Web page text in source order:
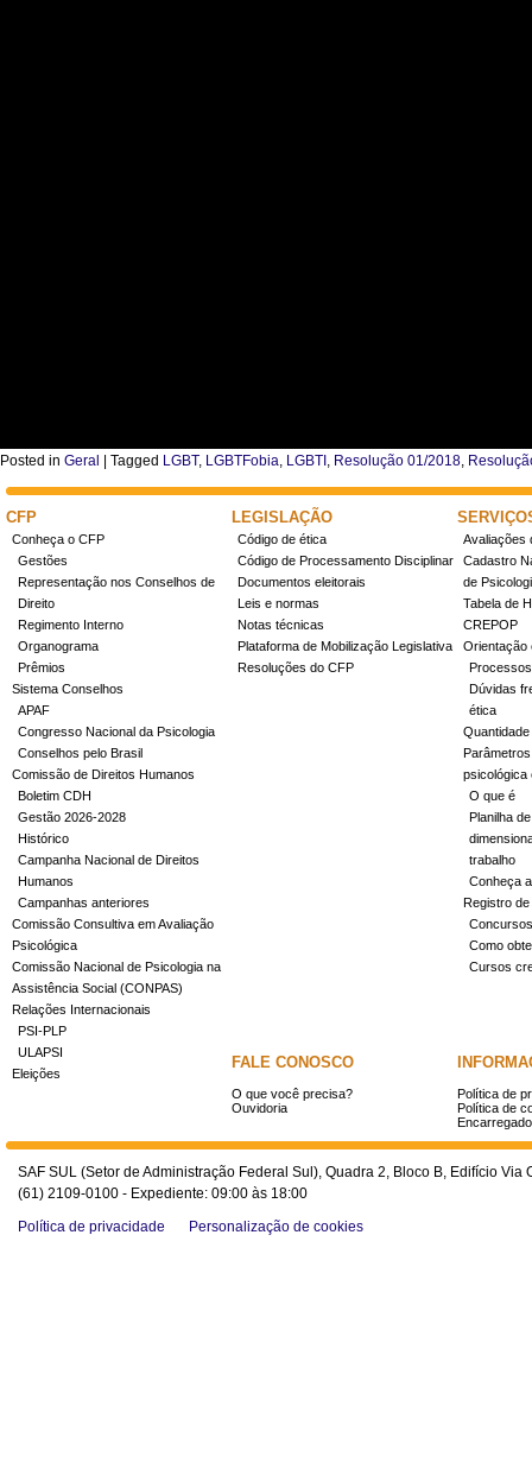
Posted in Geral Tagged LGBT, LGBTFobia, LGBTI , Resolução 01/2018,
CFP
Conheça o CFP
Gestões
Representação nos Conselhos de
Direito
Regimento Interno
Organograma
Prêmios
Sistema Conselhos
APAF
Congresso Nacional da Psicologia
Conselhos pelo Brasil
Comissão de Direitos Humanos
Boletim CDH
Gestão 2026-2028
Histórico
Campanha Nacional de Direitos
Humanos
Campanhas anteriores
Comissão Consultiva em Avaliação
Psicológica
Comissão Nacional de Psicologia na
Assistência Social (CONPAS)
Relações Internacionais
PSI-PLP
ULAPSI
Eleições
LEGISLAÇÃO
Código de ética
Código de Processamento Disciplinar
Documentos eleitorais
Leis e normas
Notas técnicas
Plataforma de Mobilização Legislativa
Resoluções do CFP
Avaliações
Cadastro
de
Tabela de
CREPOP
Orientação
Dúvidas
ética
psicológica
O que é
Planilha
trabalho
Conheça
Registro
Concursos
Como
Cursos
FALE CONOSCO
O que você precisa?
Ouvidoria
Política de
Política de
SAF SUL (Setor de Administração Federal Sul), Quadra 2, Bloco B, Edifício
(61) 2109-0100 - Expediente: 09:00 às 18:00
Política de privacidade
Personalização de cookies